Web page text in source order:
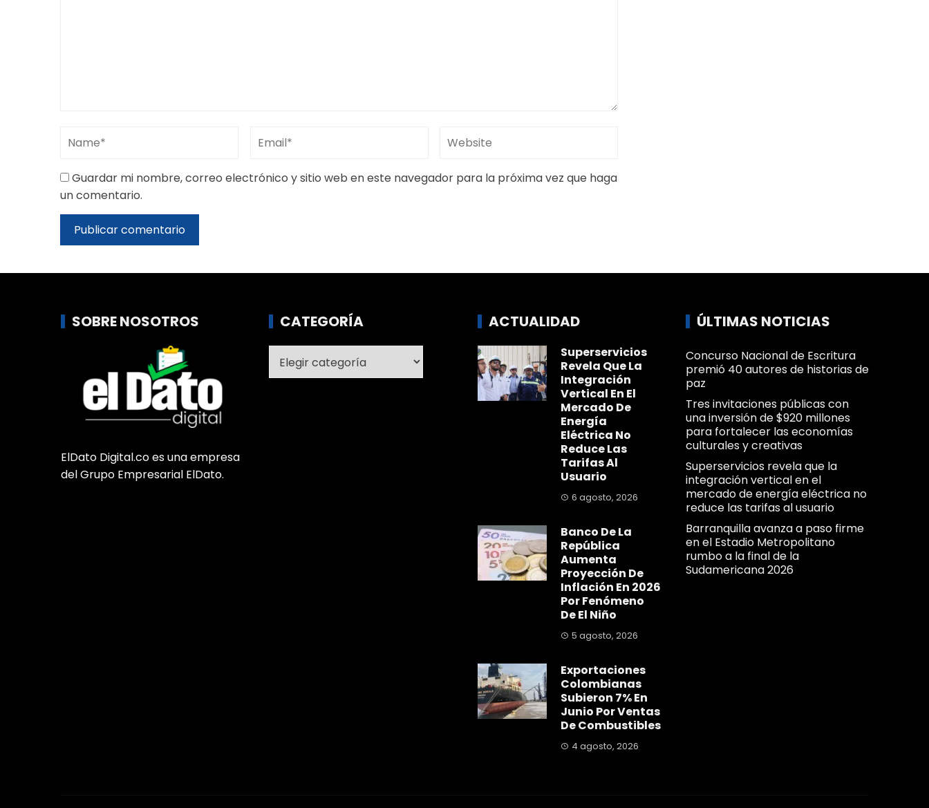
Guardar mi nombre, correo electrónico y sitio web en este navegador para la próxima vez que haga
un comentario.
SOBRE NOSOTROS
ElDato Digital.co es una empresa
del Grupo Empresarial ElDato.
CATEGORÍA ACTUALIDAD
Superservicios
Revela Que La
Integración
Vertical En El
Mercado De
Energía
Eléctrica No
Reduce Las
Tarifas Al
Usuario
6 agosto, 2026
Banco De La
República
Aumenta
Proyección De
Inflación En 2026
Por Fenómeno
De El Niño
5 agosto, 2026
Exportaciones
Colombianas
Subieron 7% En
Junio Por Ventas
De Combustibles
4 agosto, 2026
ÚLTIMAS NOTICIAS
Concurso Nacional de Escritura
premió 40 autores de historias de
paz
Tres invitaciones públicas con
una inversión de $920 millones
para fortalecer las economías
culturales y creativas
Superservicios revela que la
integración vertical en el
mercado de energía eléctrica no
reduce las tarifas al usuario
Barranquilla avanza a paso firme
en el Estadio Metropolitano
rumbo a la final de la
Sudamericana 2026